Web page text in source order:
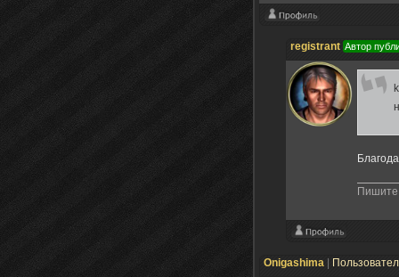
registrant Автор
Пишите
Onigashima